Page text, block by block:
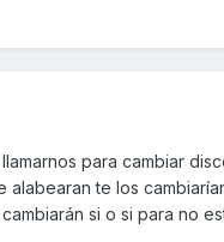
para cambiar
alabearan te los
si o si para no